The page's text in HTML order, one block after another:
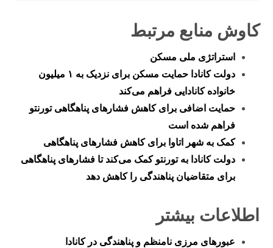
کاوش منابع مرتبط
استراتژی ملی مسکن
دولت کانادا حمایت مسکن برای نزدیک به ۱ میلیون
خانواده کانادایی فراهم می‌کند
حمایت اضافی برای کاهش فشارهای پناهگاهی تورنتو
فراهم شده است
کمک به شهر اتاوا برای کاهش فشارهای پناهگاهی
دولت کانادا به تورنتو کمک می‌کند تا فشارهای پناهگاهی
برای متقاضیان پناهندگی را کاهش دهد
اطلاعات بیشتر
عبورهای مرزی نامنظم و پناهندگی در کانادا